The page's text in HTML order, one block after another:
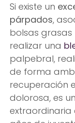
Si existe un
párpados,
bolsas
realizar una
palpebral,
de forma
recuperación
dolorosa, es
extraordinaria